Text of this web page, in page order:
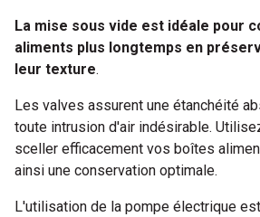
La mise sous vide est idéale pour
aliments plus longtemps en
leur texture.
Les valves assurent une étanchéité
toute intrusion d'air indésirable.
sceller efficacement vos boîtes
ainsi une conservation optimale.
L'utilisation de la pompe électrique